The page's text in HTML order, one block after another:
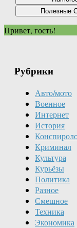
Привет, гость!
Рубрики
Авто/мото
Военное
Интернет
История
Криминал
Культура
Курьёзы
Политика
Разное
Смешное
Техника
Экономика